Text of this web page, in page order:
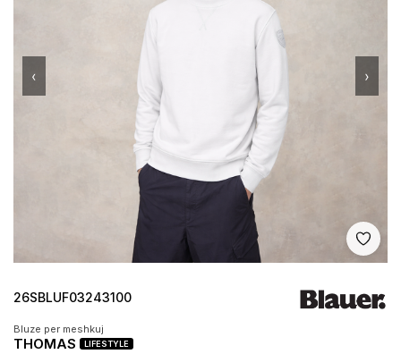
Shto
‹ ›
26SBLUF03243100
Bluze per meshkuj
THOMAS LIFESTYLE